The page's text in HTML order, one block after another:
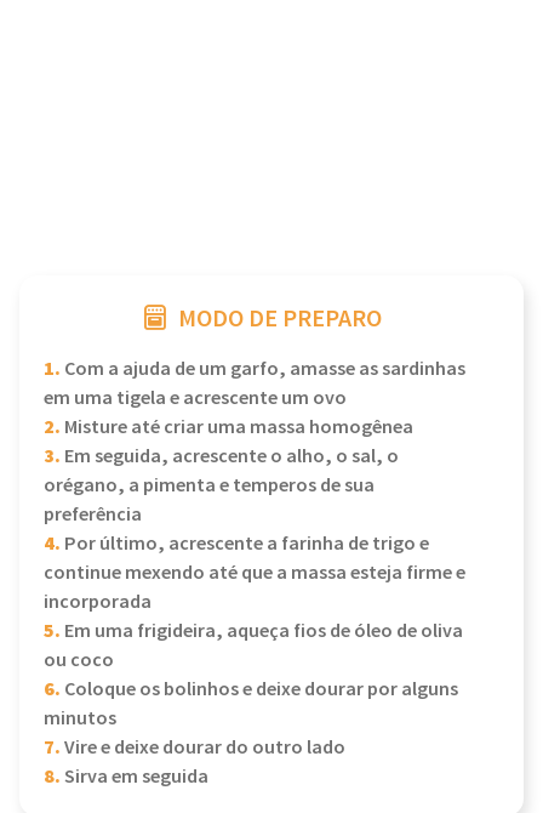
MODO DE PREPARO
1. Com a ajuda de um garfo, amasse as sardinhas
em uma tigela e acrescente um ovo
2. Misture até criar uma massa homogênea
3. Em seguida, acrescente o alho, o sal, o
orégano, a pimenta e temperos de sua
preferência
4. Por último, acrescente a farinha de trigo e
continue mexendo até que a massa esteja firme e
incorporada
5. Em uma frigideira, aqueça fios de óleo de oliva
ou coco
6. Coloque os bolinhos e deixe dourar por alguns
minutos
7.Vire e deixe dourar do outro lado
8.Sirva em seguida